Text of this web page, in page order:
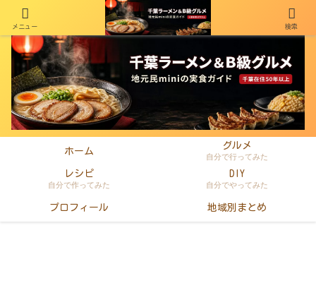
千葉在住50年以上のminiがラーメン・町中華・B級グルメを本音レビュー
ホーム
グルメ
自分で行ってみた
レシピ
自分で作ってみた
DIY
自分でやってみた
プロフィール 地域別まとめ
メニュー 検索